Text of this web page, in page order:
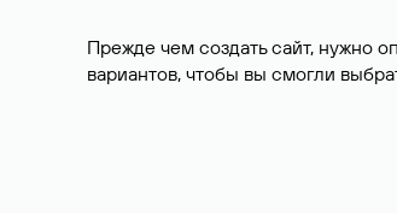
Прежде чем создать сайт, нужно
вариантов, чтобы вы смогли